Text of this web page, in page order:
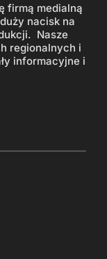
firmą medialną
nacisk na
Nasze
regionalnych i
informacyjne i